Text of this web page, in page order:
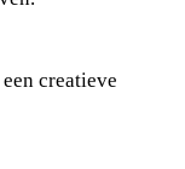
creatieve